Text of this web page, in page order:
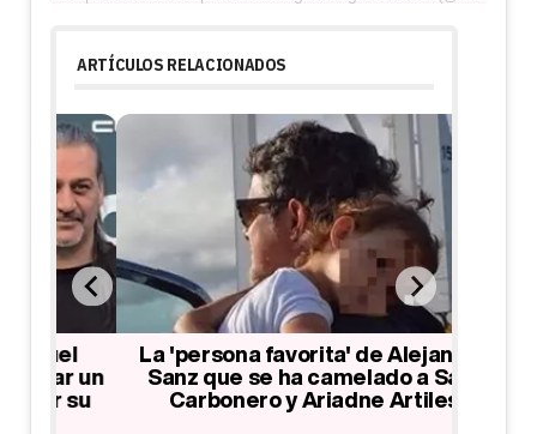
ARTÍCULOS RELACIONADOS
La 'persona favorita' de Alejandro
Sanz que se ha camelado a Sara
Carbonero y Ariadne Artiles